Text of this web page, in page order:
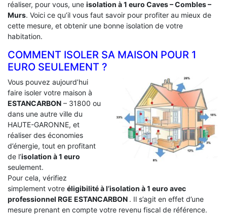
réaliser, pour vous, une isolation à 1 euro Caves – Combles –
Murs. Voici ce qu’il vous faut savoir pour profiter au mieux de
cette mesure, et obtenir une bonne isolation de votre
habitation.
COMMENT ISOLER SA MAISON POUR 1
EURO SEULEMENT ?
Vous pouvez aujourd’hui
faire isoler votre maison à
ESTANCARBON – 31800 ou
dans une autre ville du
HAUTE-GARONNE, et
réaliser des économies
d’énergie, tout en profitant
de l’isolation à 1 euro
seulement.
Pour cela, vérifiez
simplement votre éligibilité à l’isolation à 1 euro avec
professionnel RGE ESTANCARBON . Il s’agit en effet d’une
mesure prenant en compte votre revenu fiscal de référence.